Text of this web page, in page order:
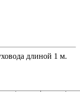
длиной 1 м.